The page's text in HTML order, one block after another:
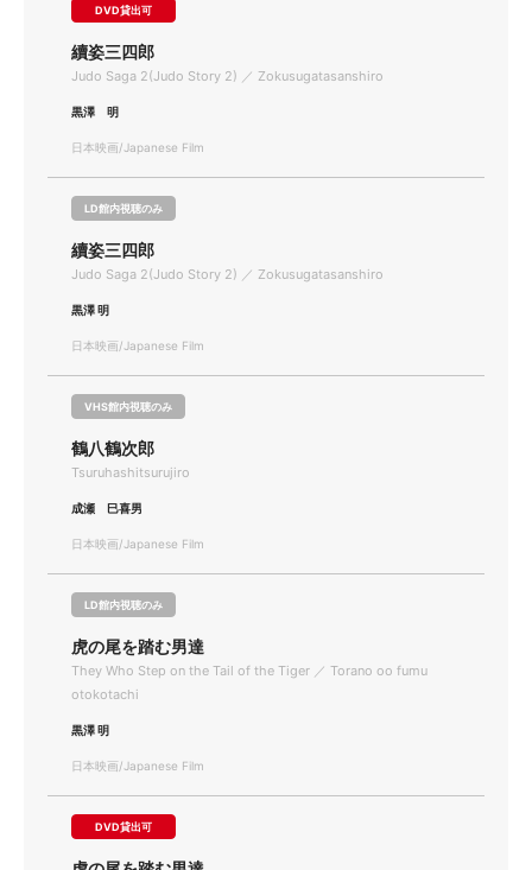
DVD貸出可
續姿三四郎
Judo Saga 2(Judo Story 2) ／ Zokusugatasanshiro
黒澤 明
日本映画/Japanese Film
LD館内視聴のみ
續姿三四郎
Judo Saga 2(Judo Story 2) ／ Zokusugatasanshiro
黒澤 明
日本映画/Japanese Film
VHS館内視聴のみ
鶴八鶴次郎
Tsuruhashitsurujiro
成瀬 巳喜男
日本映画/Japanese Film
LD館内視聴のみ
虎の尾を踏む男達
They Who Step on the Tail of the Tiger ／ Torano oo fumu
otokotachi
黒澤 明
日本映画/Japanese Film
DVD貸出可